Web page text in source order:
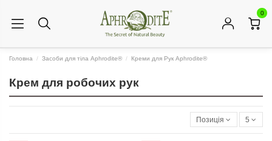
0
Головна Засоби для тіла Aphrodite® Креми для Рук Aphrodite®
Крем для робочих рук
Позиція 5